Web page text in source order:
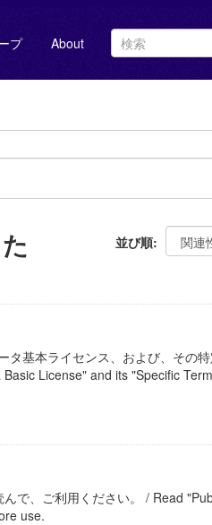
プ About
並び順
基本ライセンス、および、その
License" and its "Specific
で、ご利用ください。 / Read
use.